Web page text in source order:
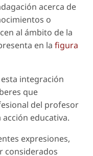
acerca de
o
al ámbito de la
en la figura
integración
que
del profesor
educativa.
expresiones,
considerados